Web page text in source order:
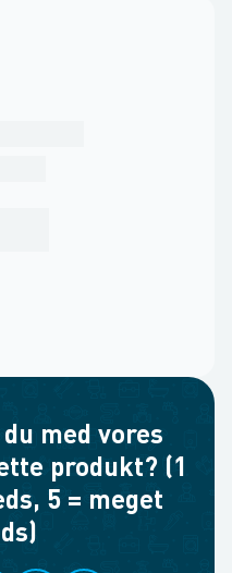
med vores
produkt? (1
5 = meget